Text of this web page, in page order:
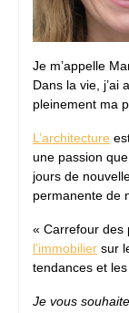
Je m’appelle
Dans la vie, j’ai
pleinement ma
L’architecture
une passion
jours de
permanente de
« Carrefour des
l’immobilier sur
tendances et
Je vous